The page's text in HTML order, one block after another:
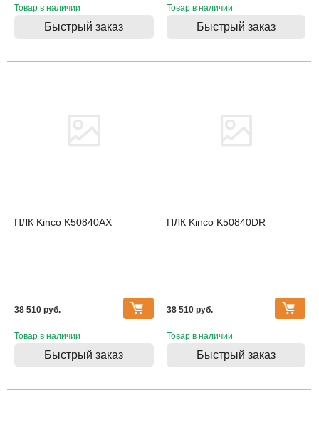
Товар в наличии
Быстрый заказ
Товар в наличии
Быстрый заказ
ПЛК Kinco K50840AX
38 510 pуб.
Товар в наличии
Быстрый заказ
ПЛК Kinco K50840DR
38 510 pуб.
Товар в наличии
Быстрый заказ